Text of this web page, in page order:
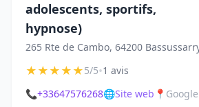
adolescents, sportifs,
hypnose)
265 Rte de Cambo, 64200
★★★★★5/5•1 avis
📞+33647576268🌐Site web 📍